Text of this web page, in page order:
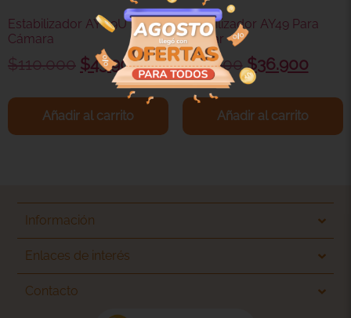
Estabilizador AY 49U Para
Cámara
$110.000 $43.900
Añadir al carrito
Estabilizador AY49 Para
Celular
$77.000 $36.900
Añadir al carrito
Información
Enlaces de interés
Contacto